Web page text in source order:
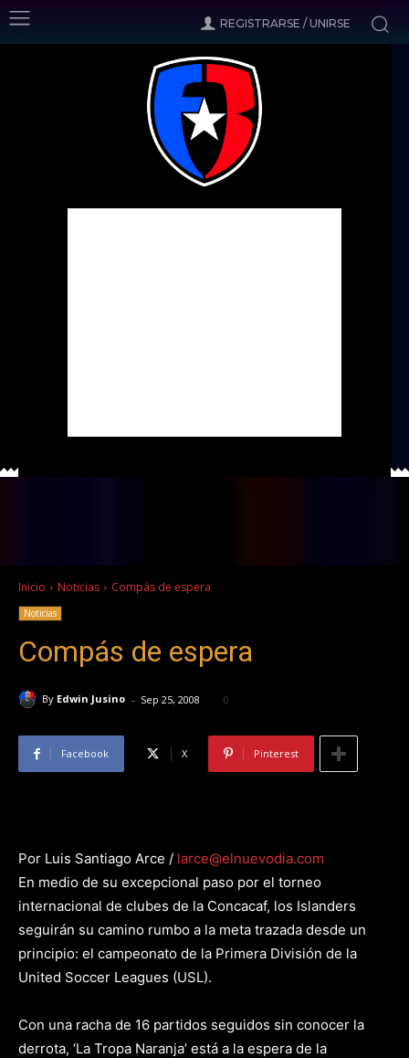
REGISTRARSE / UNIRSE
Inicio Noticias Compás de espera
Noticias
Compás de espera
By Edwin Jusino - Sep 25, 2008 0
Facebook X Pinterest
Por Luis Santiago Arce / larce@elnuevodia.com
En medio de su excepcional paso por el torneo
internacional de clubes de la Concacaf, los Islanders
seguirán su camino rumbo a la meta trazada desde un
principio: el campeonato de la Primera División de la
United Soccer Leagues (USL).
Con una racha de 16 partidos seguidos sin conocer la
derrota, ‘La Tropa Naranja’ está a la espera de la